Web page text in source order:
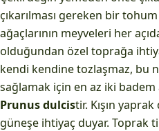
çıkarılması gereken bir
ağaçlarının meyveleri her
olduğundan özel toprağa
kendi kendine tozlaşmaz, bu
sağlamak için en az iki
Prunus dulcistir. Kışın
güneşe ihtiyaç duyar. Toprak